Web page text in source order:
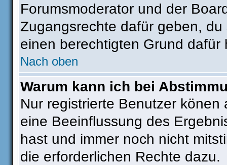
Forumsmoderator und der
Zugangsrechte dafür geben,
einen berechtigten Grund dafür
Nach oben
Warum kann ich bei
Nur registrierte Benutzer
eine Beeinflussung des
hast und immer noch nicht
die erforderlichen Rechte dazu.